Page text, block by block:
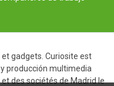
gadgets. Curiosite est
producción multimedia
des sociétés de Madrid le